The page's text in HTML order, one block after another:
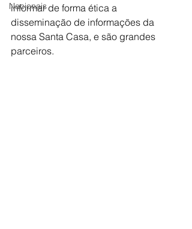
Nacionais
informar de forma ética a
disseminação de informações da
nossa Santa Casa, e são grandes
parceiros.